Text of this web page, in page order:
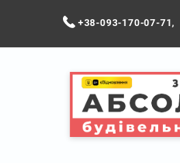
+38-093-170-07-71,